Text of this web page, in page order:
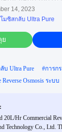
14, 2023
มซิสกลับ Ultra Pure
ย
บ Ultra Pure #การก
Osmosis ระบบ
20L/Hr Commercial
Technology Co., Ltd.